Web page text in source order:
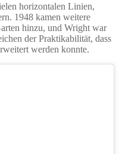
horizontalen Linien,
1948 kamen weitere
hinzu, und Wright war
der Praktikabilität, dass
werden konnte.